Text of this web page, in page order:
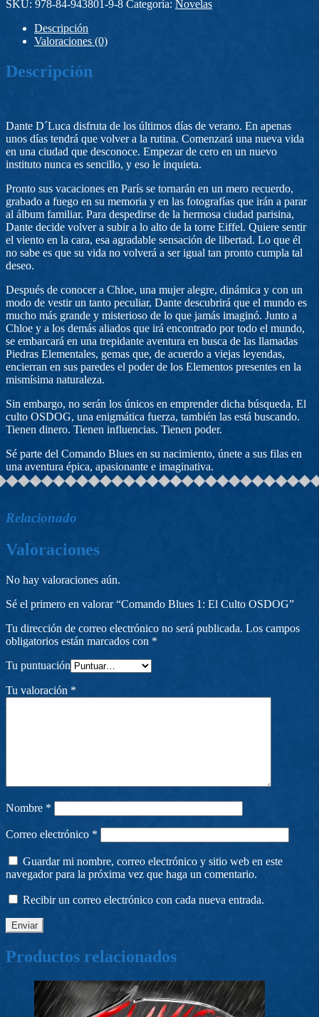
SKU: 978-84-943801-9-8 Categoría: Novelas
Descripción
Valoraciones (0)
Descripción
Dante D´Luca disfruta de los últimos días de verano. En apenas
unos días tendrá que volver a la rutina. Comenzará una nueva vida
en una ciudad que desconoce. Empezar de cero en un nuevo
instituto nunca es sencillo, y eso le inquieta.
Pronto sus vacaciones en París se tornarán en un mero recuerdo,
grabado a fuego en su memoria y en las fotografías que irán a parar
al álbum familiar. Para despedirse de la hermosa ciudad parisina,
Dante decide volver a subir a lo alto de la torre Eiffel. Quiere sentir
el viento en la cara, esa agradable sensación de libertad. Lo que él
no sabe es que su vida no volverá a ser igual tan pronto cumpla tal
deseo.
Después de conocer a Chloe, una mujer alegre, dinámica y con un
modo de vestir un tanto peculiar, Dante descubrirá que el mundo es
mucho más grande y misterioso de lo que jamás imaginó. Junto a
Chloe y a los demás aliados que irá encontrado por todo el mundo,
se embarcará en una trepidante aventura en busca de las llamadas
Piedras Elementales, gemas que, de acuerdo a viejas leyendas,
encierran en sus paredes el poder de los Elementos presentes en la
mismísima naturaleza.
Sin embargo, no serán los únicos en emprender dicha búsqueda. El
culto OSDOG, una enigmática fuerza, también las está buscando.
Tienen dinero. Tienen influencias. Tienen poder.
Sé parte del Comando Blues en su nacimiento, únete a sus filas en
una aventura épica, apasionante e imaginativa.
Relacionado
Valoraciones
No hay valoraciones aún.
Sé el primero en valorar “Comando Blues 1: El Culto OSDOG”
Tu dirección de correo electrónico no será publicada. Los campos
obligatorios están marcados con *
Tu puntuación
Tu valoración *
Nombre *
Correo electrónico *
Guardar mi nombre, correo electrónico y sitio web en este
navegador para la próxima vez que haga un comentario.
Recibir un correo electrónico con cada nueva entrada.
Productos relacionados